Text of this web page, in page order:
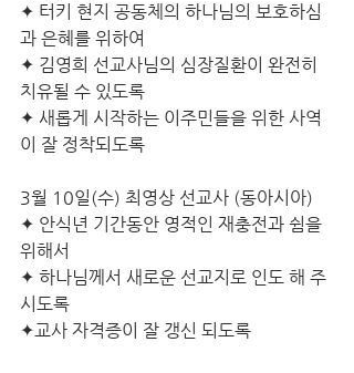
✦ 터키 현지 공동체의 하나님의 보호하심
과 은혜를 위하여
✦ 김영희 선교사님의 심장질환이 완전히
치유될 수 있도록
✦ 새롭게 시작하는 이주민들을 위한 사역
이 잘 정착되도록
3월 10일(수) 최영상 선교사 (동아시아)
✦ 안식년 기간동안 영적인 재충전과 쉼을
위해서
✦ 하나님께서 새로운 선교지로 인도 해 주
시도록
✦교사 자격증이 잘 갱신 되도록